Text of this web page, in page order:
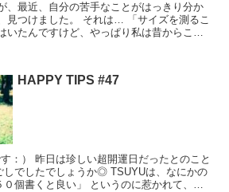
、最近、自分の苦手なことがはっきり分か
見つけました。 それは… 「サイズを測るこ
いたんですけど、やっぱり私は昔からこれ
HAPPY TIPS #47
：） 昨日は珍しい超開運日だったとのこと
しでしたでしょうか◎ TSUYUは、なにかの
個書くと良い」 というのに惹かれて、や